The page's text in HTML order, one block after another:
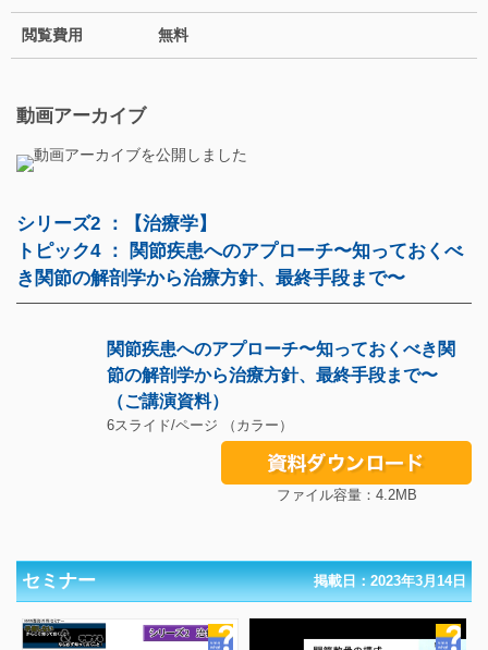
閲覧費用 無料
動画アーカイブ
シリーズ2 ：【治療学】
トピック4 ： 関節疾患へのアプローチ〜知っておくべ
き関節の解剖学から治療方針、最終手段まで〜
関節疾患へのアプローチ〜知っておくべき関
節の解剖学から治療方針、最終手段まで〜
（ご講演資料）
6スライド/ページ （カラー）
ファイル容量：4.2MB
セミナー 掲載日：2023年3月14日